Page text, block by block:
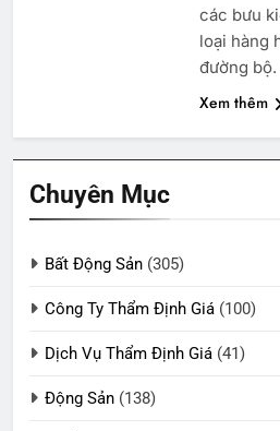
các bưu
loại hàng
đường
Xem thêm
Chuyên Mục
Bất Động Sản (305)
Công Ty Thẩm Định Giá (100)
Dịch Vụ Thẩm Định Giá (41)
Động Sản (138)